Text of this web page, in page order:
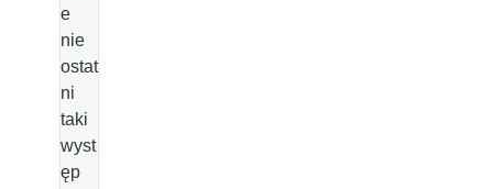
e
nie
ostat
ni
taki
wyst
ęp